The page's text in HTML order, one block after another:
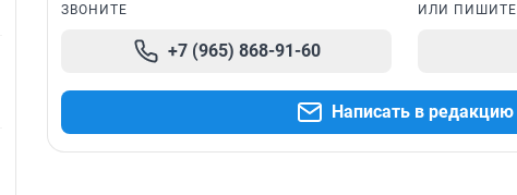
ЗВОНИТЕ
+7 (965) 868-91-60
ИЛИ ПИШИТЕ
Написать в редакцию